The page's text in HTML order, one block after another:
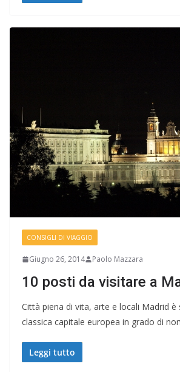
CONSIGLI DI VIAGGIO
Giugno 26, 2014 Paolo Mazzara
10 posti da visitare a
Città piena di vita, arte e locali Madrid è
classica capitale europea in grado di
Leggi tutto